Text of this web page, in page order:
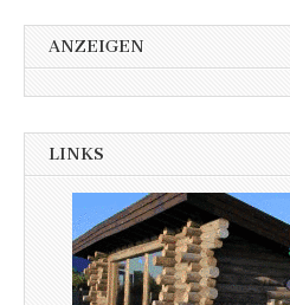
ANZEIGEN
LINKS